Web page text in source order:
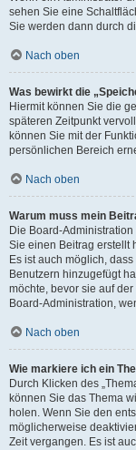
sehen Sie eine
Sie werden dann durch
Nach oben
Was bewirkt die
Hiermit können Sie die
späteren Zeitpunkt
können Sie mit der
persönlichen Bereich
Nach oben
Warum muss mein
Die Board-
Sie einen Beitrag erstellt
Es ist auch möglich,
Benutzern hinzugefügt
möchte, bevor sie auf
Board-Administration,
Nach oben
Wie markiere ich ein
Durch Klicken des
können Sie das Thema
holen. Wenn Sie den
möglicherweise
Zeit vergangen. Es ist